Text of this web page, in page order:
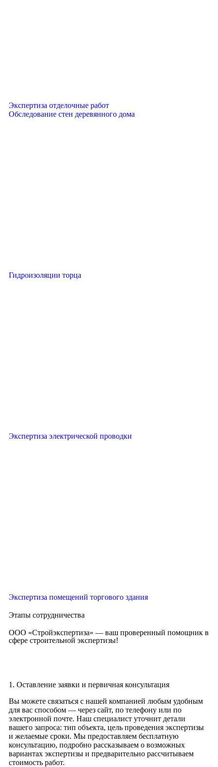
Экспертиза отделочные работ
Обследование стен деревянного дома
Гидроизоляции торца
Экспертиза электрической проводки
Экспертиза помещений торгового здания
Этапы сотрудничества
ООО «Стройэкспертиза» — ваш проверенный помощник в
сфере строительной экспертизы!
1. Оставление заявки и первичная консультация
Вы можете связаться с нашей компанией любым удобным
для вас способом — через сайт, по телефону или по
электронной почте. Наш специалист уточнит детали
вашего запроса: тип объекта, цель проведения экспертизы
и желаемые сроки. Мы предоставляем бесплатную
консультацию, подробно рассказываем о возможных
вариантах экспертизы и предварительно рассчитываем
стоимость работ.